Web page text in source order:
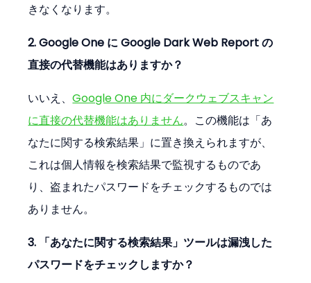
きなくなります。
2. Google One に Google Dark Web Report の
直接の代替機能はありますか？
いいえ、Google One 内にダークウェブスキャン
に直接の代替機能はありません。この機能は「あ
なたに関する検索結果」に置き換えられますが、
これは個人情報を検索結果で監視するものであ
り、盗まれたパスワードをチェックするものでは
ありません。
3. 「あなたに関する検索結果」ツールは漏洩した
パスワードをチェックしますか？